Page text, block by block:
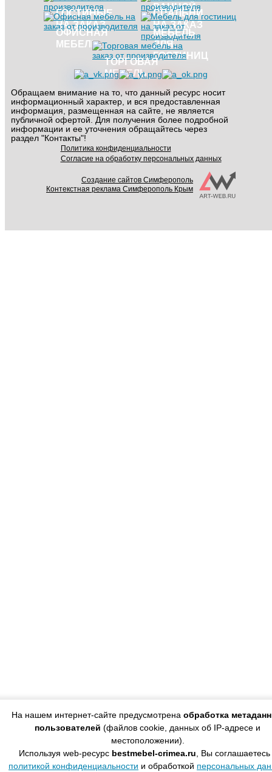
На нашем интернет-сайте предусмотрена обработка
пользователей (файлов cookie, данных об IP-адресе и
местоположении).
Используя web-ресурс bestmebel-crimea.ru , Вы соглашаетесь
политикой конфиденциальности и обработкой персональных
ВАННОЙ
ГОСТИНЫЕ
НА ЗАКАЗ
СПАЛЬНИ
НА ЗАКАЗ
ОФИСНАЯ
МЕБЕЛЬ
МЕБЕЛЬ
ДЛЯ
ГОСТИНИЦ
ТОРГОВАЯ
МЕБЕЛЬ
Обращаем внимание на то, что данный ресурс носит
информационный характер, и вся предоставленная
информация, размещенная на сайте, не является
публичной офертой. Для получения более подробной
информации и ее уточнения обращайтесь через
раздел "Контакты"!
Политика конфиденциальности
Согласие на обработку персональных данных
Создание сайтов Симферополь
Контекстная реклама Симферополь Крым